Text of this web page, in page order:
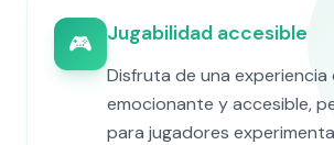
🎮 Jugabilidad accesible
Disfruta de una experiencia
emocionante y accesible,
para jugadores